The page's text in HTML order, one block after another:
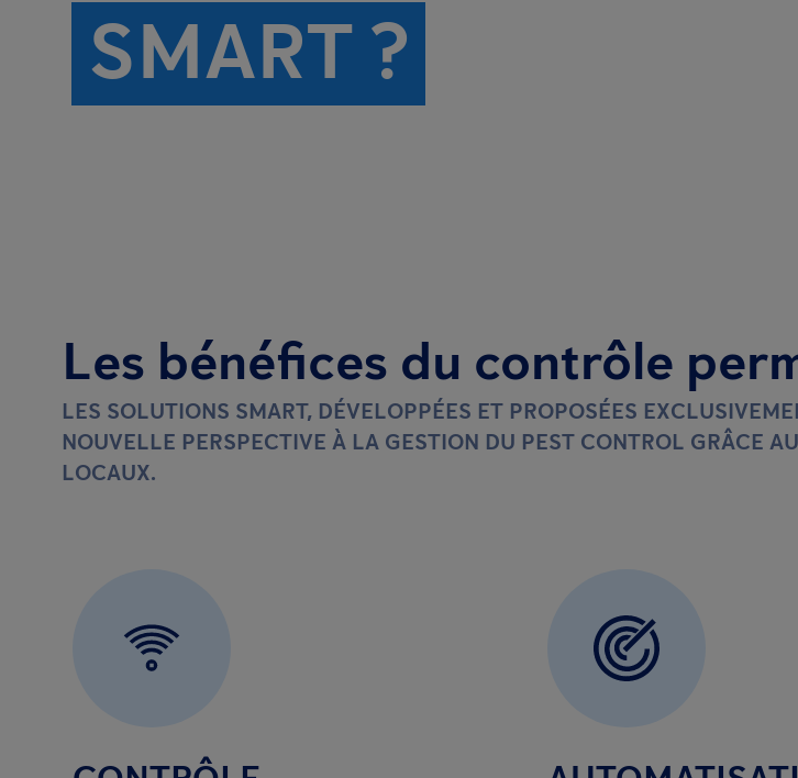
SMART ?
Les bénéfices du contrôle
LES SOLUTIONS SMART, DÉVELOPPÉES ET PROPOSÉES
NOUVELLE PERSPECTIVE À LA GESTION DU PEST CONTROL GRÂCE
LOCAUX.